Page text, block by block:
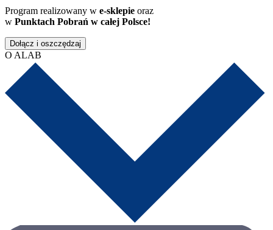
Program realizowany w e-sklepie oraz
w Punktach Pobrań w całej Polsce!
Dołącz i oszczędzaj
O ALAB